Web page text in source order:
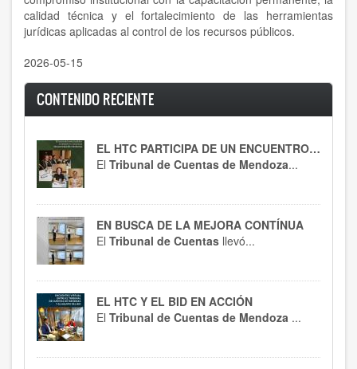
calidad técnica y el fortalecimiento de las herramientas
jurídicas aplicadas al control de los recursos públicos.
2026-05-15
CONTENIDO RECIENTE
EL HTC PARTICIPA DE UN ENCUENTRO CLAVE
El Tribunal de Cuentas de Mendoza...
EN BUSCA DE LA MEJORA CONTÍNUA
El Tribunal de Cuentas llevó...
EL HTC Y EL BID EN ACCIÓN
El Tribunal de Cuentas de Mendoza ...